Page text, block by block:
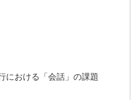
における「会話」の課題